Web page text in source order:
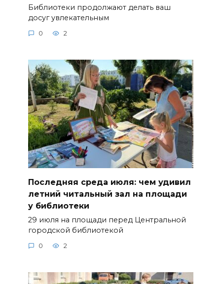
Библиотеки продолжают делать ваш
досуг увлекательным
0 2
Последняя среда июля: чем удивил
летний читальный зал на площади
у библиотеки
29 июля на площади перед Центральной
городской библиотекой
0 2